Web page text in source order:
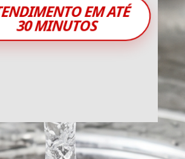
EM ATÉ
30 MINUTOS